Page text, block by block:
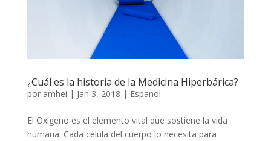
¿Cuál es la historia de la Medicina Hiperbárica?
por amhei | Jan 3, 2018 | Espanol
El Oxígeno es el elemento vital que sostiene la vida
humana. Cada célula del cuerpo lo necesita para